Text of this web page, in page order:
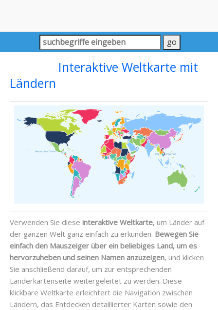
Interaktive Weltkarte mit
Ländern
Atlantischer Ozean
Pazifischer Ozean
Indischer Ozean
Verwenden Sie diese interaktive Weltkarte, um Länder auf
der ganzen Welt ganz einfach zu erkunden. Bewegen Sie
einfach den Mauszeiger über ein beliebiges Land, um es
hervorzuheben und seinen Namen anzuzeigen, und klicken
Sie anschließend darauf, um zur entsprechenden
Länderkartenseite weitergeleitet zu werden. Diese
klickbare Weltkarte erleichtert die Navigation zwischen
Ländern, das Entdecken detaillierter Karten sowie den